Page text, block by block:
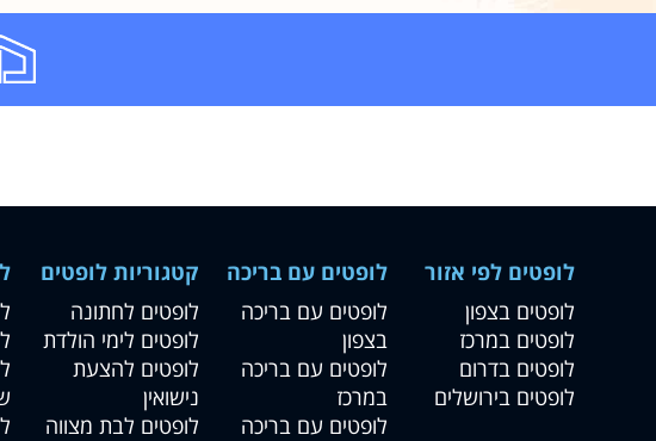
קטגוריות לופטים
לופטים לחתונה
לופטים לימי הולדת
לופטים להצעת
נישואין
לופטים לבת מצווה
לופטים עם בריכה
לופטים עם בריכה
בצפון
לופטים עם בריכה
במרכז
לופטים עם בריכה
לופטים לפי אזור
לופטים בצפון
לופטים במרכז
לופטים בדרום
לופטים בירושלים